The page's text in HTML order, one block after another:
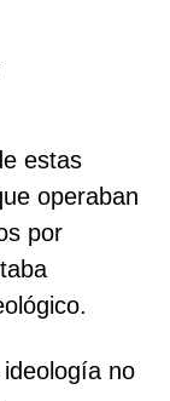
estas
operaban
por
no